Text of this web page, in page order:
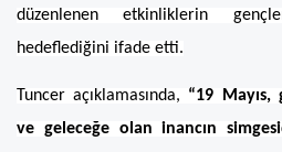
düzenlenen etkinliklerin
hedeflediğini ifade etti.
Tuncer açıklamasında, “19
ve geleceğe olan inancın